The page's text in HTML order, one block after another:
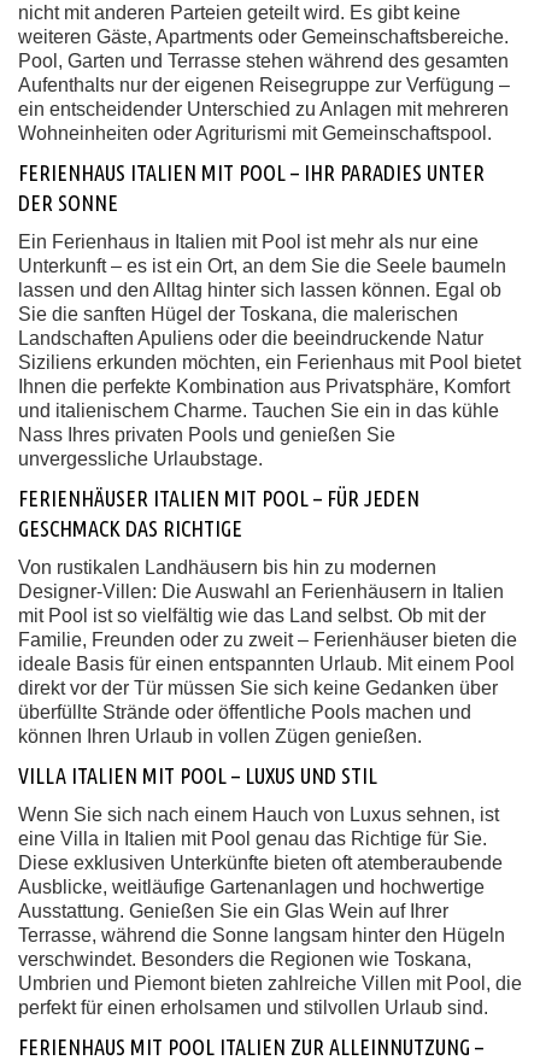
nicht mit anderen Parteien geteilt wird. Es gibt keine
weiteren Gäste, Apartments oder Gemeinschaftsbereiche.
Pool, Garten und Terrasse stehen während des gesamten
Aufenthalts nur der eigenen Reisegruppe zur Verfügung –
ein entscheidender Unterschied zu Anlagen mit mehreren
Wohneinheiten oder Agriturismi mit Gemeinschaftspool.
FERIENHAUS ITALIEN MIT POOL – IHR PARADIES UNTER
DER SONNE
Ein Ferienhaus in Italien mit Pool ist mehr als nur eine
Unterkunft – es ist ein Ort, an dem Sie die Seele baumeln
lassen und den Alltag hinter sich lassen können. Egal ob
Sie die sanften Hügel der Toskana, die malerischen
Landschaften Apuliens oder die beeindruckende Natur
Siziliens erkunden möchten, ein Ferienhaus mit Pool bietet
Ihnen die perfekte Kombination aus Privatsphäre, Komfort
und italienischem Charme. Tauchen Sie ein in das kühle
Nass Ihres privaten Pools und genießen Sie
unvergessliche Urlaubstage.
FERIENHÄUSER ITALIEN MIT POOL – FÜR JEDEN
GESCHMACK DAS RICHTIGE
Von rustikalen Landhäusern bis hin zu modernen
Designer-Villen: Die Auswahl an Ferienhäusern in Italien
mit Pool ist so vielfältig wie das Land selbst. Ob mit der
Familie, Freunden oder zu zweit – Ferienhäuser bieten die
ideale Basis für einen entspannten Urlaub. Mit einem Pool
direkt vor der Tür müssen Sie sich keine Gedanken über
überfüllte Strände oder öffentliche Pools machen und
können Ihren Urlaub in vollen Zügen genießen.
VILLA ITALIEN MIT POOL – LUXUS UND STIL
Wenn Sie sich nach einem Hauch von Luxus sehnen, ist
eine Villa in Italien mit Pool genau das Richtige für Sie.
Diese exklusiven Unterkünfte bieten oft atemberaubende
Ausblicke, weitläufige Gartenanlagen und hochwertige
Ausstattung. Genießen Sie ein Glas Wein auf Ihrer
Terrasse, während die Sonne langsam hinter den Hügeln
verschwindet. Besonders die Regionen wie Toskana,
Umbrien und Piemont bieten zahlreiche Villen mit Pool, die
perfekt für einen erholsamen und stilvollen Urlaub sind.
FERIENHAUS MIT POOL ITALIEN ZUR ALLEINNUTZUNG –